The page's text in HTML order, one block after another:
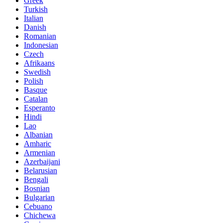
Turkish
Italian
Danish
Romanian
Indonesian
Czech
Afrikaans
Swedish
Polish
Basque
Catalan
Esperanto
Hindi
Lao
Albanian
Amharic
Armenian
Azerbaijani
Belarusian
Bengali
Bosnian
Bulgarian
Cebuano
Chichewa